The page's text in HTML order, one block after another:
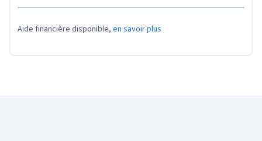
Aide financière disponible, en savoir plus